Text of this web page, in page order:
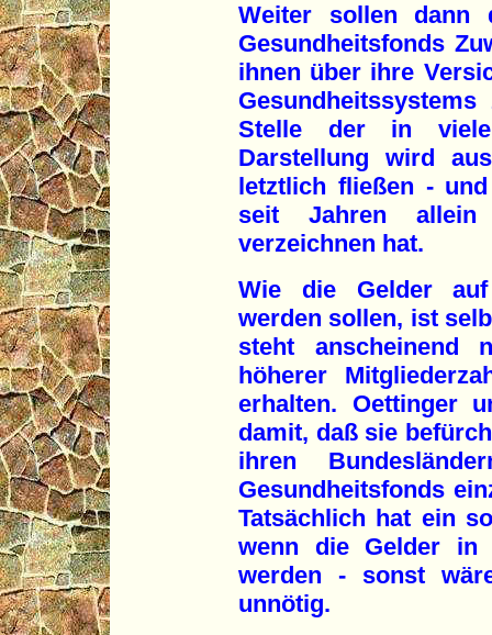
Weiter sollen dann
Gesundheitsfonds
ihnen über ihre
Stelle der in
Darstellung wird
letztlich fließen -
seit Jahren allein
verzeichnen hat.
Wie die Gelder
werden sollen, ist
steht anscheinend
höherer
erhalten. Oettinger
damit, daß sie
ihren
Gesundheitsfonds
Tatsächlich hat ein
wenn die Gelder in
werden - sonst
unnötig.